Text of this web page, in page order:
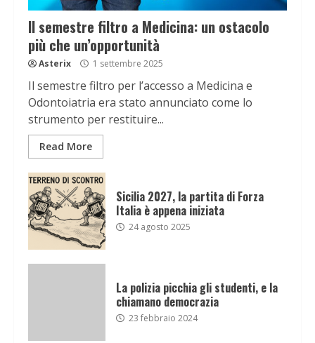
Il semestre filtro a Medicina: un ostacolo
più che un’opportunità
Asterix 1 settembre 2025
Il semestre filtro per l’accesso a Medicina e
Odontoiatria era stato annunciato come lo
strumento per restituire...
Read More
Sicilia 2027, la partita di Forza
Italia è appena iniziata
24 agosto 2025
La polizia picchia gli studenti, e la
chiamano democrazia
23 febbraio 2024